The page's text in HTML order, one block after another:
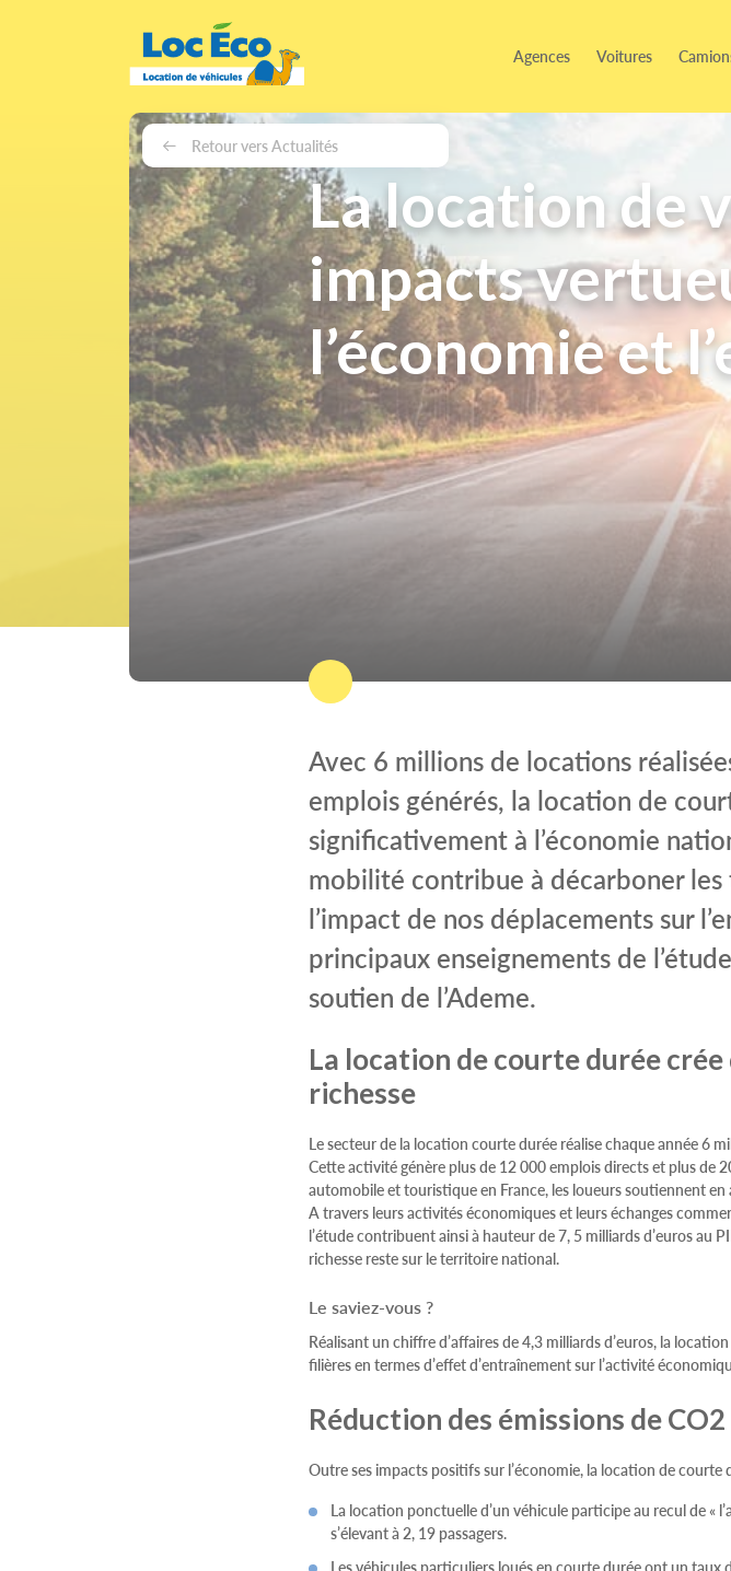
Agences Voitures
Retour vers Actualités
La location de
impacts
l’économie et
Avec 6 millions de locations
emplois générés, la location de
significativement à l’économie
mobilité contribue à décarboner
l’impact de nos déplacements sur
principaux enseignements de
soutien de l’Ademe.
La location de courte durée crée
richesse
Le secteur de la location courte durée réalise chaque année 6
Cette activité génère plus de 12 000 emplois directs et plus de
automobile et touristique en France, les loueurs soutiennent
A travers leurs activités économiques et leurs échanges
l’étude contribuent ainsi à hauteur de 7, 5 milliards d’euros au
richesse reste sur le territoire national.
Le saviez-vous ?
Réalisant un chiffre d’affaires de 4,3 milliards d’euros, la
filières en termes d’effet d’entraînement sur l’activité
Réduction des émissions de
Outre ses impacts positifs sur l’économie, la location de courte
La location ponctuelle d’un véhicule participe au recul de «
s’élevant à 2, 19 passagers.
Les véhicules particuliers loués en courte durée ont un